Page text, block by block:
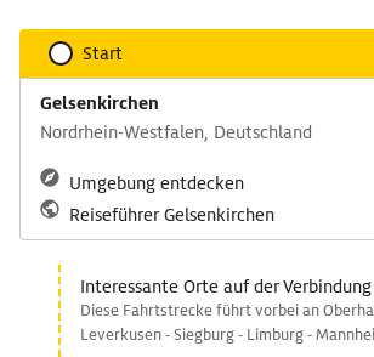
Start
Gelsenkirchen
Nordrhein-Westfalen, Deutschland
Umgebung entdecken
Reiseführer Gelsenkirchen
Interessante Orte auf der Verbindung
Diese Fahrtstrecke führt vorbei an
Leverkusen - Siegburg - Limburg -